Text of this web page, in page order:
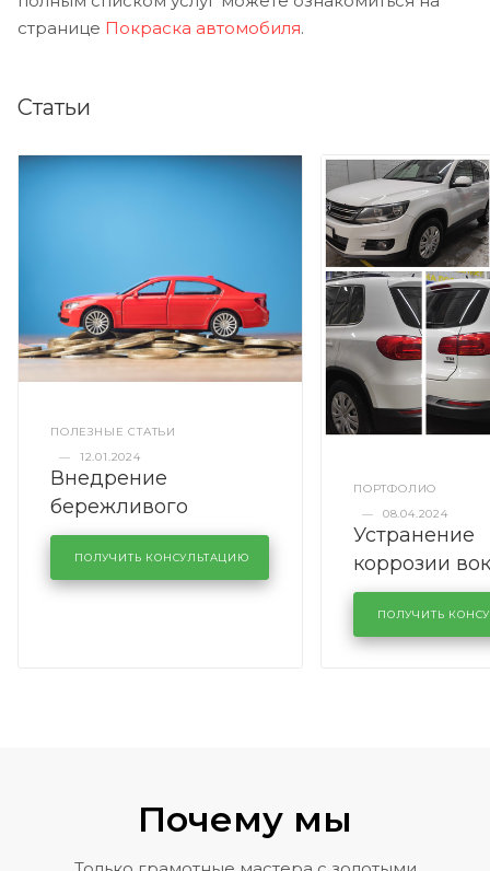
странице Покраска автомобиля.
Статьи
ПОЛЕЗНЫЕ СТАТЬИ
—
12.01.2024
Внедрение
бережливого
производства в
кузовном сервисе
KUTUZOVV
ПОЛУЧИТЬ КОНСУЛЬТАЦИЮ
ПОРТФОЛИО
—
08.04.2024
Устранение
коррозии
лобового
районе
Volkswagen
ПОЛУЧИТЬ
Почему мы